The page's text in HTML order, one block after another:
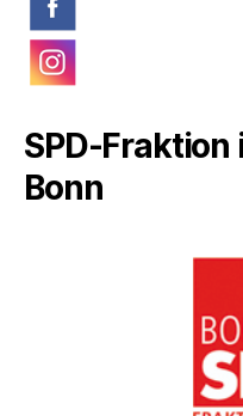
SPD-Fraktion
Bonn